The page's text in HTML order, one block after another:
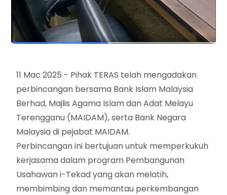
11 Mac 2025 - Pihak TERAS telah mengadakan
perbincangan bersama Bank Islam Malaysia
Berhad, Majlis Agama Islam dan Adat Melayu
Terengganu (MAIDAM), serta Bank Negara
Malaysia di pejabat MAIDAM.
Perbincangan ini bertujuan untuk memperkukuh
kerjasama dalam program Pembangunan
Usahawan i-Tekad yang akan melatih,
membimbing dan memantau perkembangan